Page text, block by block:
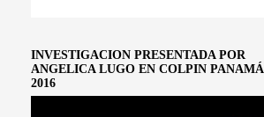
INVESTIGACION PRESENTADA POR
ANGELICA LUGO EN COLPIN PANAMÁ
2016